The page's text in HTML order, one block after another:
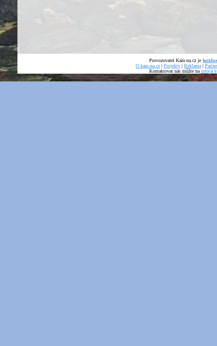
Provozovatel Kam-na.cz je
O kam-na.cz | Projekty | Reklama |
Kontaktovat nás můžte na